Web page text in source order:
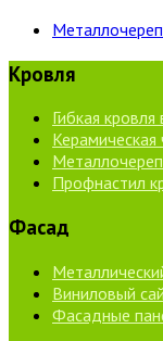
Кровля
Гибкая
Профнастил
Фасад
Виниловый
Фасадные